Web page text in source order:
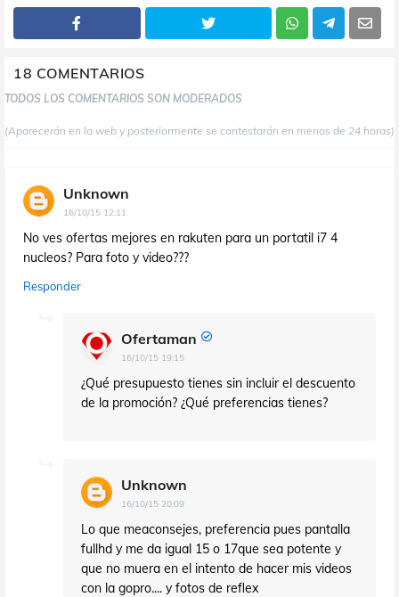
18 COMENTARIOS
TODOS LOS COMENTARIOS SON MODERADOS
(Aparecerán en la web y posteriormente se contestarán en menos de 24 horas)
Unknown
16/10/15 12:11
No ves ofertas mejores en rakuten para un portatil i7 4
nucleos? Para foto y video???
Responder
Ofertaman
16/10/15 19:15
¿Qué presupuesto tienes sin incluir el descuento
de la promoción? ¿Qué preferencias tienes?
Unknown
16/10/15 20:09
Lo que meaconsejes, preferencia pues pantalla
fullhd y me da igual 15 o 17que sea potente y
que no muera en el intento de hacer mis videos
con la gopro.... y fotos de reflex